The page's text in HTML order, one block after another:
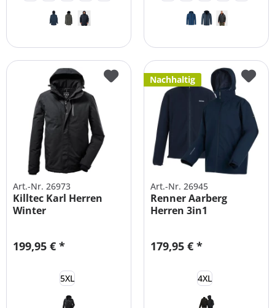
Art.-Nr. 26973
Killtec Karl Herren
Winter
199,95 € *
5XL
Nachhaltig
Art.-Nr. 26945
Renner Aarberg
Herren 3in1
179,95 € *
4XL